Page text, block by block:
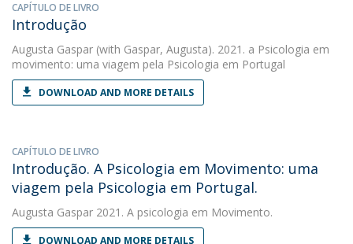
CAPÍTULO DE LIVRO
Introdução
Augusta Gaspar (with Gaspar, Augusta). 2021. a Psicologia em
movimento: uma viagem pela Psicologia em Portugal
DOWNLOAD AND MORE DETAILS
CAPÍTULO DE LIVRO
Introdução. A Psicologia em Movimento: uma
viagem pela Psicologia em Portugal.
Augusta Gaspar 2021. A psicologia em Movimento.
DOWNLOAD AND MORE DETAILS